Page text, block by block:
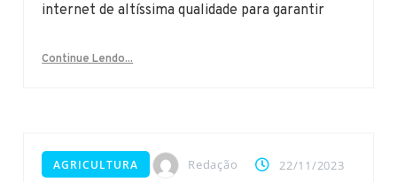
internet de altíssima qualidade para garantir
Continue Lendo...
AGRICULTURA Redação 22/11/2023